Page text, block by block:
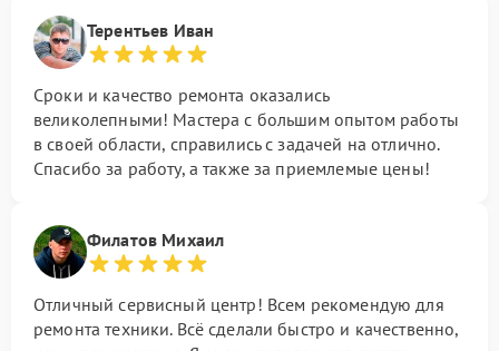
Терентьев Иван
Сроки и качество ремонта оказались
великолепными! Мастера с большим опытом работы
в своей области, справились с задачей на отлично.
Спасибо за работу, а также за приемлемые цены!
Филатов Михаил
Отличный сервисный центр! Всем рекомендую для
ремонта техники. Всё сделали быстро и качественно,